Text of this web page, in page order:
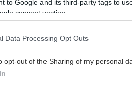
to Google and its third-party tags to
consent section.
Data Processing Opt Outs
opt-out of the Sharing of my personal
pokrmom dodáva
budete nabudúce držať v ruke